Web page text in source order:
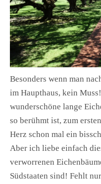
Besonders wenn man
im Haupthaus, kein
wunderschöne lange
so berühmt ist, zum
Herz schon mal ein
Aber ich liebe einfach
verworrenen
Südstaaten sind! Fehlt